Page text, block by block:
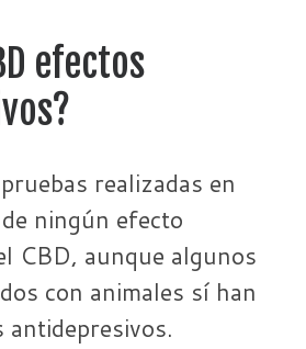
efectos
realizadas en
ningún efecto
CBD, aunque algunos
con animales sí han
antidepresivos.